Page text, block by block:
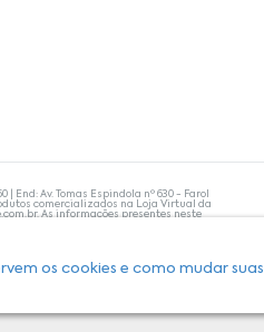
os cookies e como mudar suas
| End: Av. Tomas Espindola nº 630 - Farol
comercializados na Loja Virtual da
. As informações presentes neste
o médico está capacitado para
Permanente trabalha com as
dos clientes são compromissos da